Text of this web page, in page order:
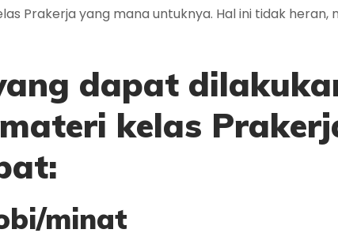
Prakerja yang mana untuknya. Hal ini tidak heran,
dapat
kelas
minat